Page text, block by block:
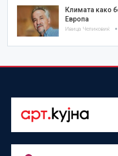
Климата како
Европа
Ивица Челиковиќ